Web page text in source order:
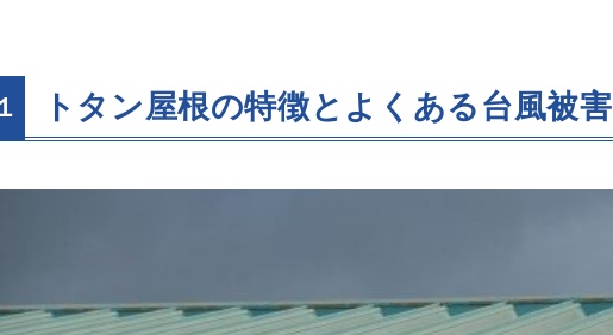
トタン屋根の特徴とよくある台風被害